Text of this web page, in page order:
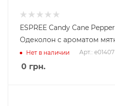
ESPREE Candy Cane
Одеколон с ароматом
Нет в наличии Арт.: e01407
0 грн.